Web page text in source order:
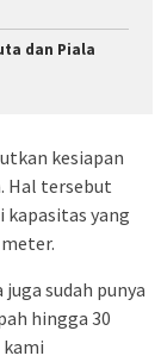
dan Piala
kesiapan
Hal tersebut
kapasitas yang
sudah punya
hingga 30